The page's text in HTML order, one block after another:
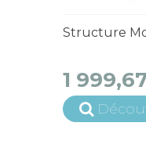
Structure
1